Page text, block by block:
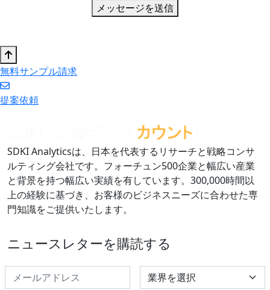
メッセージを送信
無料サンプル請求
提案依頼
SDKI Analyticsは、日本を代表するリサーチと戦略コンサ
ルティング会社です。フォーチュン500企業と幅広い産業
と背景を持つ幅広い実績を有しています。300,000時間以
上の経験に基づき、お客様のビジネスニーズに合わせた専
門知識をご提供いたします。
ニュースレターを購読する
Select Industry